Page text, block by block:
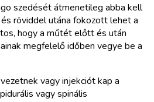
szedését átmenetileg abba kell
röviddel utána fokozott lehet a
hogy a műtét előtt és után
megfelelő időben vegye be a
vagy injekciót kap a
vagy spinális